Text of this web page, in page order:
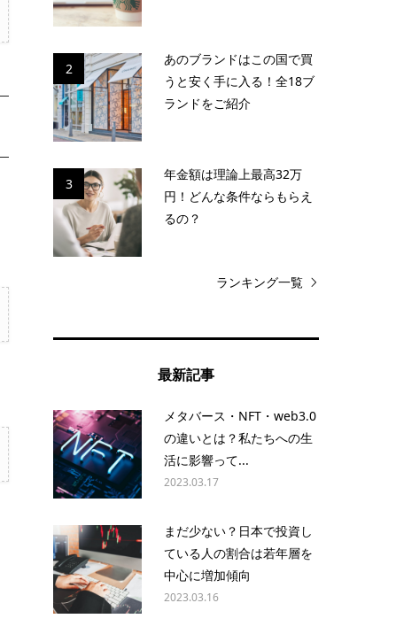
2
あのブランドはこの国で買
うと安く手に入る！全18ブ
ランドをご紹介
3
年金額は理論上最高32万
円！どんな条件ならもらえ
るの？
ランキング一覧
最新記事
メタバース・NFT・web3.0
の違いとは？私たちへの生
活に影響って...
2023.03.17
まだ少ない？日本で投資し
ている人の割合は若年層を
中心に増加傾向
2023.03.16